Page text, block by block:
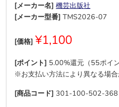
[メーカー名] 機芸出版社
[メーカー型番] TMS2026-07
[価格] ¥1,100
[ポイント] 5.00%還元（55ポイン
※お支払い方法により異なる場合
[商品コード] 301-100-502-368